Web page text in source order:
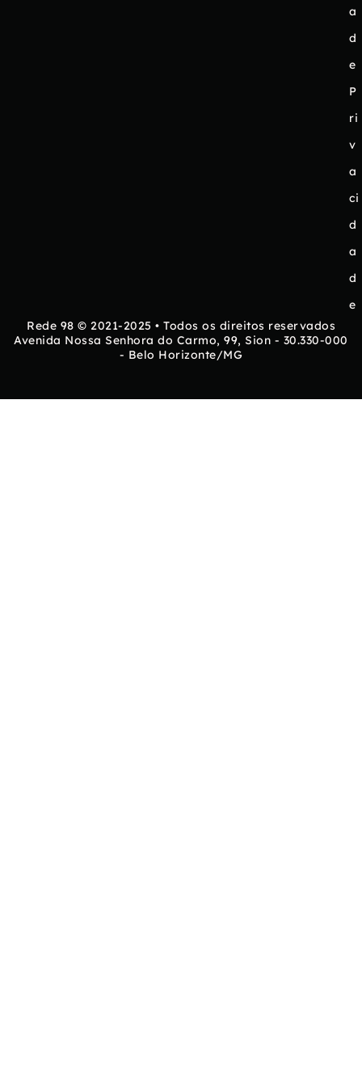
a
d
e
P
ri
v
a
ci
d
a
d
e
Rede 98 © 2021-2025 • Todos os direitos reservados
Avenida Nossa Senhora do Carmo, 99, Sion - 30.330-000
- Belo Horizonte/MG